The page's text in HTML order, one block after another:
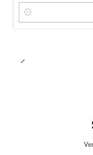
Cantidad